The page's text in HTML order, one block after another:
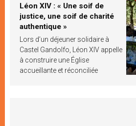
Léon XIV : « Une soif de
justice, une soif de charité
authentique »
Lors d’un déjeuner solidaire à
Castel Gandolfo, Léon XIV appelle
à construire une Église
accueillante et réconciliée